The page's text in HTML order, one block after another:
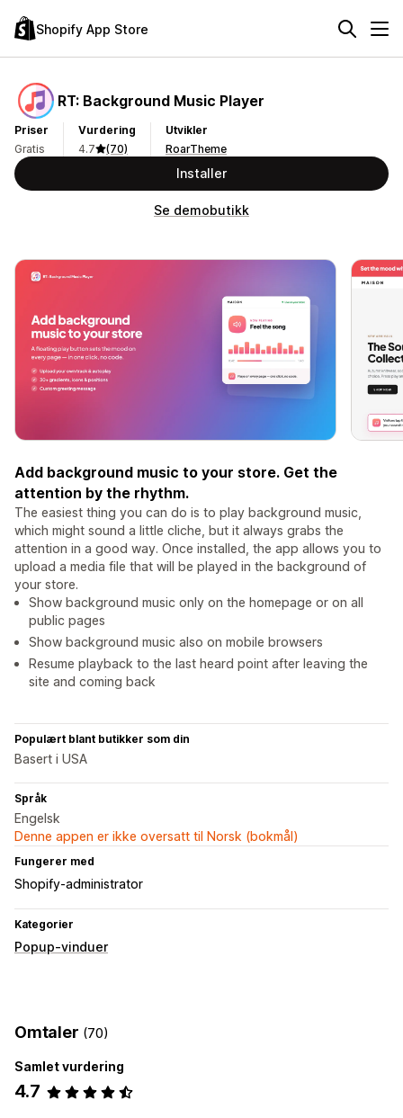
Shopify App Store
RT: Background Music Player
Priser
Gratis
Vurdering
4.7
(70)
Utvikler
RoarTheme
Installer
Se demobutikk
Add background music to your store. Get the
attention by the rhythm.
The easiest thing you can do is to play background music,
which might sound a little cliche, but it always grabs the
attention in a good way. Once installed, the app allows you to
upload a media file that will be played in the background of
your store.
Show background music only on the homepage or on all
public pages
Show background music also on mobile browsers
Resume playback to the last heard point after leaving the
site and coming back
Populært blant butikker som din
Basert i USA
Språk
Engelsk
Denne appen er ikke oversatt til Norsk (bokmål)
Fungerer med
Shopify-administrator
Kategorier
Popup-vinduer
Omtaler (70)
Samlet vurdering
4.7